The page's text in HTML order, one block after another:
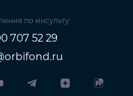
по инсульту
707 52 29